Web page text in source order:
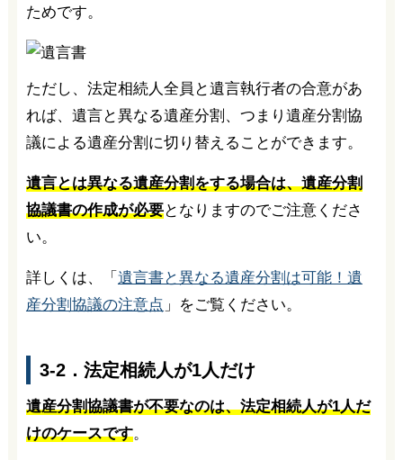
ためです。
ただし、法定相続人全員と遺言執行者の合意があ
れば、遺言と異なる遺産分割、つまり遺産分割協
議による遺産分割に切り替えることができます。
遺言とは異なる遺産分割をする場合は、遺産分割
協議書の作成が必要となりますのでご注意くださ
い。
詳しくは、「 遺言書と異なる遺産分割は可能！遺
産分割協議の注意点 」をご覧ください。
3-2．法定相続人が1人だけ
遺産分割協議書が不要なのは、法定相続人が1人だ
けのケースです。